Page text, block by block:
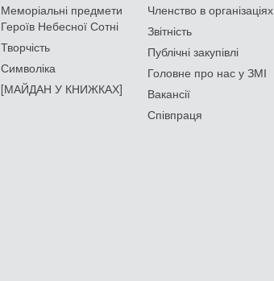
Меморіальні предмети
Героїв Небесної Сотні
Творчість
Символіка
[МАЙДАН У КНИЖКАХ]
Членство в організаціях
Звітність
Публічні закупівлі
Головне про нас у ЗМІ
Вакансії
Співпраця